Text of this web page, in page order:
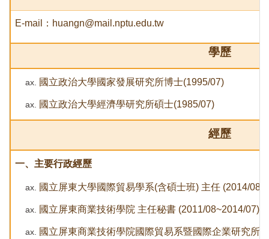
E-mail ：huangn@mail.nptu.edu.tw
學歷
國立政治大學國家發展研究所博士(1995/07)
國立政治大學經濟學研究所碩士(1985/07)
經歷
一、主要行政經歷
國立屏東大學國際貿易學系(含碩士班) 主任 (2014/
國立屏東商業技術學院 主任秘書 (2011/08~2014/07)
國立屏東商業技術學院國際貿易系暨國際企業研究所